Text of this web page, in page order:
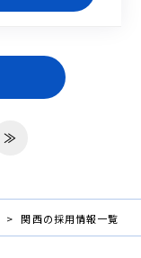
≫
関西の採用情報一覧